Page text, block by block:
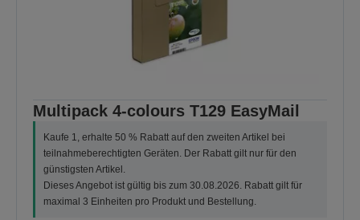
Multipack 4-colours T129 EasyMail
Kaufe 1, erhalte 50 % Rabatt auf den zweiten Artikel bei
teilnahmeberechtigten Geräten. Der Rabatt gilt nur für den
günstigsten Artikel.
Dieses Angebot ist gültig bis zum 30.08.2026. Rabatt gilt für
maximal 3 Einheiten pro Produkt und Bestellung.